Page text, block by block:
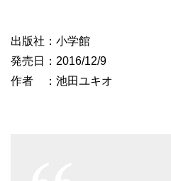
出版社：小学館
発売日：2016/12/9
作者 ：池田ユキオ